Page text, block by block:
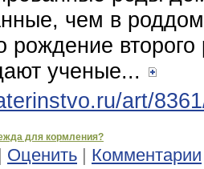
чем в
рождение второго
ученые...
art/
для кормления?
Оценить | Комментарии